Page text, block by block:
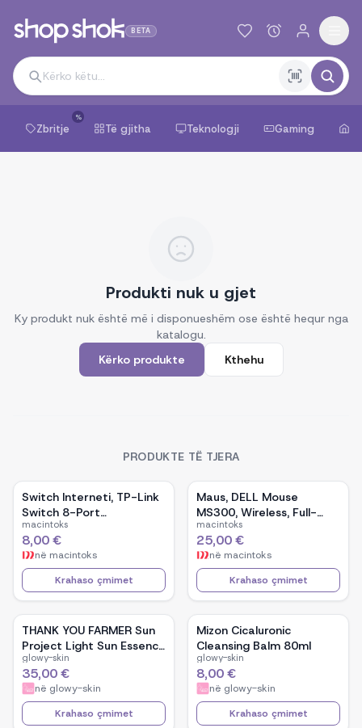
BETA
Zbritje
%
Të gjitha Teknologji Gaming
Produkti nuk u gjet
Ky produkt nuk është më i disponueshëm ose është hequr nga
katalogu.
Kërko produkte
Kthehu
PRODUKTE TË TJERA
Switch Interneti, TP-Link
Switch 8-Port
10/100Mbps
macintoks
8,00 €
në macintoks
Krahaso çmimet
Maus, DELL Mouse
MS300, Wireless, Full-
Size, Black
macintoks
25,00 €
në macintoks
Krahaso çmimet
THANK YOU FARMER Sun
Project Light Sun Essence
120ml
glowy-skin
35,00 €
në glowy-skin
Krahaso çmimet
Mizon Cicaluronic
Cleansing Balm 80ml
glowy-skin
8,00 €
në glowy-skin
Krahaso çmimet